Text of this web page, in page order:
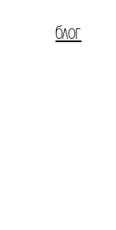
блог